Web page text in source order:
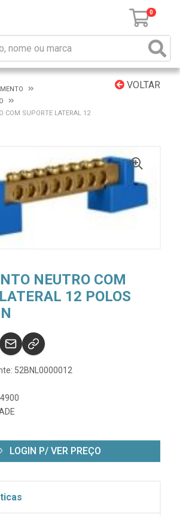
0
VOLTAR
COM SUPORTE LATERAL 12
NEUTRO COM
12 POLOS
52BNL0000012
LOGIN P/ VER PREÇO